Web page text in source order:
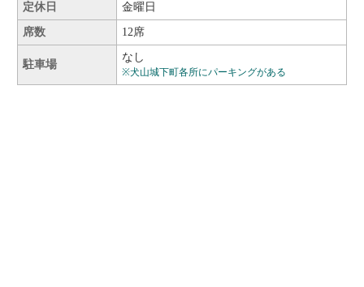
定休日 金曜日
席数 12席
駐車場
なし
※犬山城下町各所にパーキングがある